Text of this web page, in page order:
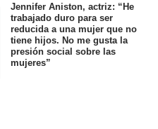
Jennifer Aniston, actriz: “He
trabajado duro para ser
reducida a una mujer que no
tiene hijos. No me gusta la
presión social sobre las
mujeres”